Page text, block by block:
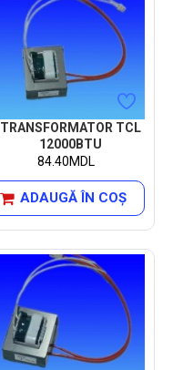
TRANSFORMATOR TCL
12000BTU
84.40MDL
ADAUGĂ ÎN COŞ